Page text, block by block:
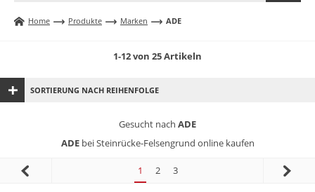
Home Produkte Marken ADE
1-12 von 25 Artikeln
SORTIERUNG NACH REIHENFOLGE
Gesucht nach ADE
ADE bei Steinrücke-Felsengrund online kaufen
1 2 3